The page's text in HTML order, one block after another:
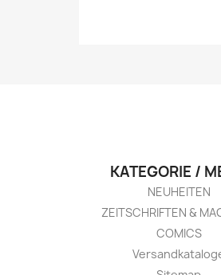
KATEGORIE /
NEUHEITEN
ZEITSCHRIFTEN &
COMICS